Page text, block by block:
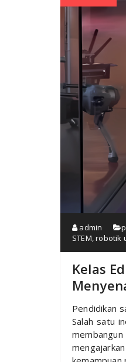
admin
STEM,robotik
Kelas
Pendidikan
Salah satu